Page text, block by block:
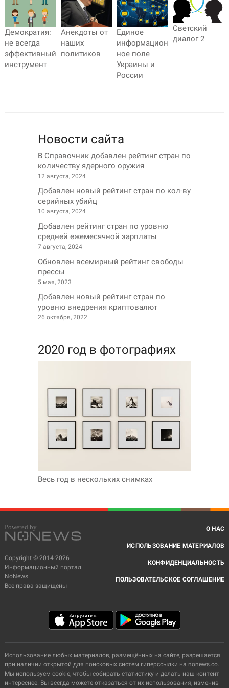
Демократия:
не всегда
эффективный
инструмент
Анекдоты от
наших
политиков
Единое
информацион
ное поле
Украины и
России
Светский
диалог 2
Новости сайта
В Справочник добавлен рейтинг стран по
количеству ядерного оружия
12 августа, 2024
Добавлен новый рейтинг стран по кол-ву
серийных убийц
10 августа, 2024
Добавлен рейтинг стран по уровню
средней ежемесячной зарплаты
7 августа, 2024
Обновлен всемирный рейтинг свободы
прессы
5 мая, 2023
Добавлен новый рейтинг стран по
уровню внедрения криптовалют
26 октября, 2022
2020 год в фотографиях
Весь год в нескольких снимках
Copyright © 2014-2026
Информационный портал
NoNews
Все права защищены
О НАС
ИСПОЛЬЗОВАНИЕ МАТЕРИАЛОВ
КОНФИДЕНЦИАЛЬНОСТЬ
ПОЛЬЗОВАТЕЛЬСКОЕ СОГЛАШЕНИЕ
Использование любых материалов, размещённых на сайте, разрешается
при наличии открытой для поисковых систем гиперссылки на nonews.co.
Мы используем cookie, чтобы собирать статистику и делать наш контент
интереснее. Вы всегда можете отказаться от их использования, изменив